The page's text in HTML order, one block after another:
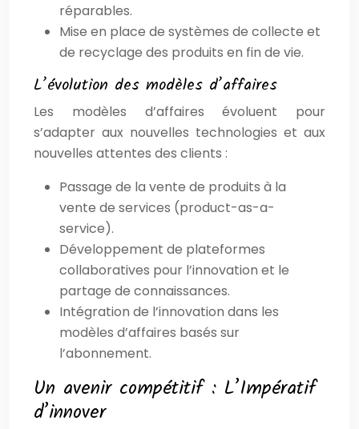
réparables.
Mise en place de systèmes de collecte et
de recyclage des produits en fin de vie.
L’évolution des modèles d’affaires
Les modèles d’affaires évoluent pour
s’adapter aux nouvelles technologies et aux
nouvelles attentes des clients :
Passage de la vente de produits à la
vente de services (product-as-a-
service).
Développement de plateformes
collaboratives pour l’innovation et le
partage de connaissances.
Intégration de l’innovation dans les
modèles d’affaires basés sur
l’abonnement.
Un avenir compétitif : L’Impératif
d’innover